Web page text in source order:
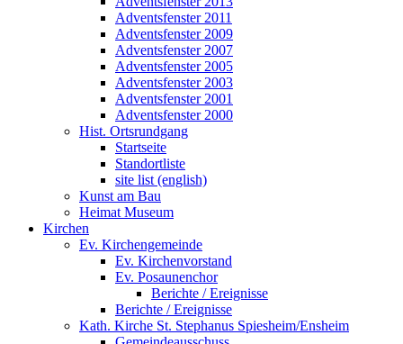
Adventsfenster 2011
Adventsfenster 2009
Adventsfenster 2007
Adventsfenster 2005
Adventsfenster 2003
Adventsfenster 2001
Adventsfenster 2000
Hist. Ortsrundgang
Startseite
Standortliste
site list (english)
Kunst am Bau
Heimat Museum
Kirchen
Ev. Kirchengemeinde
Ev. Kirchenvorstand
Ev. Posaunenchor
Berichte / Ereignisse
Berichte / Ereignisse
Kath. Kirche St. Stephanus Spiesheim/Ensheim